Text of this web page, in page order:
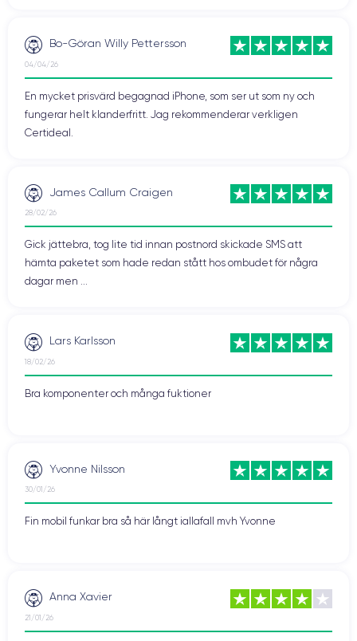
Bo-Göran Willy Pettersson
04/04/26
En mycket prisvärd begagnad iPhone, som ser ut som ny och
fungerar helt klanderfritt. Jag rekommenderar verkligen
Certideal.
James Callum Craigen
28/02/26
Gick jättebra, tog lite tid innan postnord skickade SMS att
hämta paketet som hade redan stått hos ombudet för några
dagar men ...
Lars Karlsson
18/02/26
Bra komponenter och många fuktioner
Yvonne Nilsson
30/01/26
Fin mobil funkar bra så här långt iallafall mvh Yvonne
Anna Xavier
21/01/26